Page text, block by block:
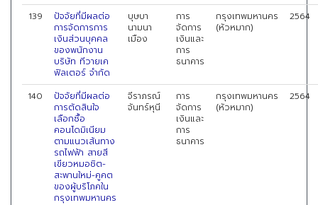
139
ปัจจัยที่มีผลต่อ
การจัดการการ
เงินส่วนบุคคล
ของพนักงาน
บริษัท ทีวายเค
ฟิลเตอร์ จำกัด
บุษบา
นามนา
เมือง
การ
จัดการ
เงินและ
การ
ธนาคาร
กรุงเทพมหานคร
(หัวหมาก)
2564
140
ปัจจัยที่มีผลต่อ
การตัดสินใจ
เลือกซื้อ
คอนโดมิเนียม
ตามแนวเส้นทาง
รถไฟฟ้า สายสี
เขียวหมอชิต-
สะพานใหม่-คูคต
ของผู้บริโภคใน
กรุงเทพมหานคร
จีราภรณ์
จันทร์หุนี
การ
จัดการ
เงินและ
การ
ธนาคาร
กรุงเทพมหานคร
(หัวหมาก)
2564